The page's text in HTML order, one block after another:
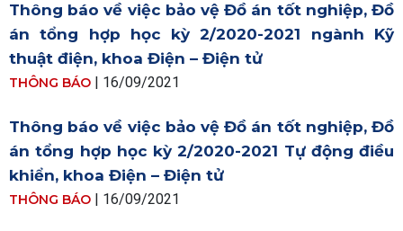
Thông báo về việc bảo vệ Đồ án tốt nghiệp, Đồ
án tổng hợp học kỳ 2/2020-2021 ngành Kỹ
thuật điện, khoa Điện – Điện tử
THÔNG BÁO | 16/09/2021
Thông báo về việc bảo vệ Đồ án tốt nghiệp, Đồ
án tổng hợp học kỳ 2/2020-2021 Tự động điều
khiển, khoa Điện – Điện tử
THÔNG BÁO | 16/09/2021